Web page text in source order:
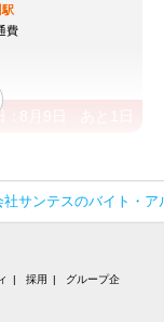
駅
費
社サンテスのバイト・ア
採用
グループ企